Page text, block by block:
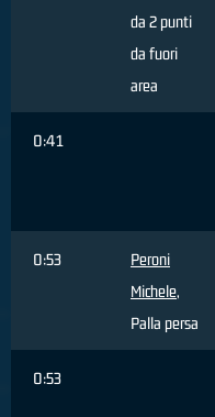
da 2 punti
da fuori
area
0:41
0:53
Peroni
Michele,
Palla persa
0:53